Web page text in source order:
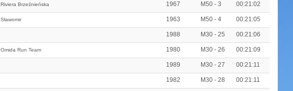
Riviera Brzeźnieńska 1967 M50 - 3 00:21:02
Sławomir 1963 M50 - 4 00:21:05
1988 M30 - 25 00:21:06
Omida Run Team 1980 M30 - 26 00:21:09
1989 M30 - 27 00:21:11
1982 M30 - 28 00:21:11